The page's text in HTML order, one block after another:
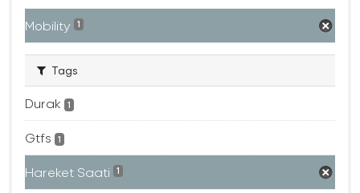
Mobility 1
Tags
Durak 1
Gtfs 1
Hareket Saati 1